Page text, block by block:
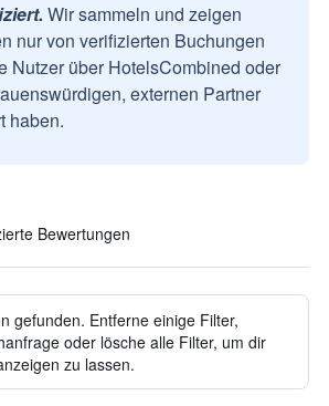
Wir sammeln und zeigen
nur von verifizierten Buchungen
Nutzer über HotelsCombined oder
externen Partner
haben.
Bewertungen
gefunden. Entferne einige Filter,
oder lösche alle Filter, um dir
zu lassen.